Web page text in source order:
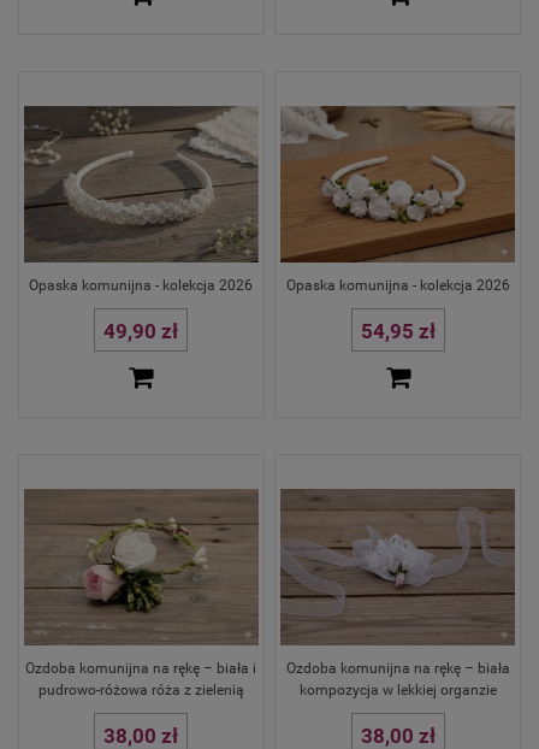
Opaska komunijna - kolekcja 2026
49,90 zł
Opaska komunijna - kolekcja 2026
54,95 zł
Ozdoba komunijna na rękę – biała i
pudrowo-różowa róża z zielenią
38,00 zł
Ozdoba komunijna na rękę – biała
kompozycja w lekkiej organzie
38,00 zł